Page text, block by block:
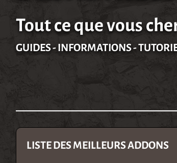
Tout ce que vous
GUIDES - INFORMATIONS -
LISTE DES MEILLEURS ADDONS